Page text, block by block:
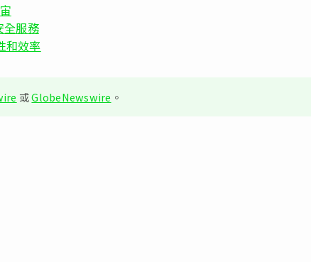
全服務
和效率
或GlobeNewswire 。